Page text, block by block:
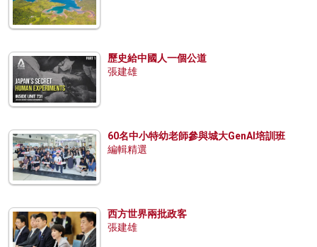
歷史給中國人一個公道
張建雄
60名中小特幼老師參與城大GenAI培訓班
編輯精選
西方世界兩批政客
張建雄